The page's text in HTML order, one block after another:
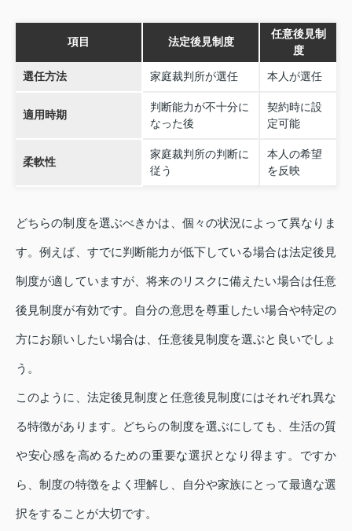
項目 法定後見制度
任意後見制
度
選任方法 家庭裁判所が選任 本人が選任
適用時期
判断能力が不十分に
なった後
契約時に設
定可能
柔軟性
家庭裁判所の判断に
従う
本人の希望
を反映
どちらの制度を選ぶべきかは、個々の状況によって異なりま
す。例えば、すでに判断能力が低下している場合は法定後見
制度が適していますが、将来のリスクに備えたい場合は任意
後見制度が有効です。自分の意思を尊重したい場合や特定の
方にお願いしたい場合は、任意後見制度を選ぶと良いでしょ
う。
このように、法定後見制度と任意後見制度にはそれぞれ異な
る特徴があります。どちらの制度を選ぶにしても、生活の質
や安心感を高めるための重要な選択となり得ます。ですか
ら、制度の特徴をよく理解し、自分や家族にとって最適な選
択をすることが大切です。